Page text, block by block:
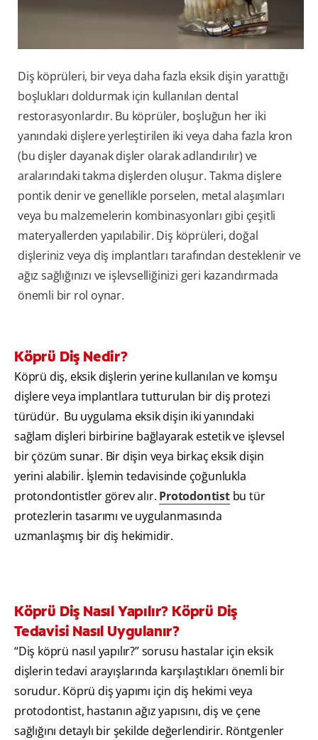
Diş köprüleri, bir veya daha fazla eksik dişin yarattığı
boşlukları doldurmak için kullanılan dental
restorasyonlardır. Bu köprüler, boşluğun her iki
yanındaki dişlere yerleştirilen iki veya daha fazla kron
(bu dişler dayanak dişler olarak adlandırılır) ve
aralarındaki takma dişlerden oluşur. Takma dişlere
pontik denir ve genellikle porselen, metal alaşımları
veya bu malzemelerin kombinasyonları gibi çeşitli
materyallerden yapılabilir. Diş köprüleri, doğal
dişleriniz veya diş implantları tarafından desteklenir ve
ağız sağlığınızı ve işlevselliğinizi geri kazandırmada
önemli bir rol oynar.
Köprü Diş Nedir?
Köprü diş, eksik dişlerin yerine kullanılan ve komşu
dişlere veya implantlara tutturulan bir diş protezi
türüdür. Bu uygulama eksik dişin iki yanındaki
sağlam dişleri birbirine bağlayarak estetik ve işlevsel
bir çözüm sunar. Bir dişin veya birkaç eksik dişin
yerini alabilir. İşlemin tedavisinde çoğunlukla
protondontistler görev alır. Protodontistbu tür
protezlerin tasarımı ve uygulanmasında
uzmanlaşmış bir diş hekimidir.
Köprü Diş Nasıl Yapılır? Köprü Diş
Tedavisi Nasıl Uygulanır?
“Diş köprü nasıl yapılır?” sorusu hastalar için eksik
dişlerin tedavi arayışlarında karşılaştıkları önemli bir
sorudur. Köprü diş yapımı için diş hekimi veya
protodontist, hastanın ağız yapısını, diş ve çene
sağlığını detaylı bir şekilde değerlendirir. Röntgenler